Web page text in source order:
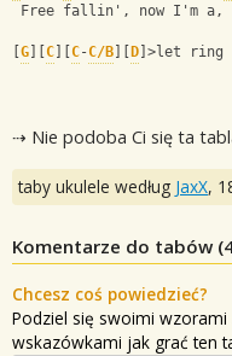
Free fallin', now I'm
G C C-C/B D ]>let ring
⇢ Nie podoba Ci się ta
taby ukulele według JaxX,
Komentarze do tabów (
Chcesz coś powiedzieć?
Podziel się swoimi
wskazówkami jak grać ten